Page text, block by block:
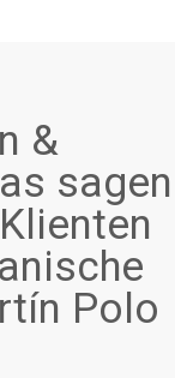
&
sagen
Polo